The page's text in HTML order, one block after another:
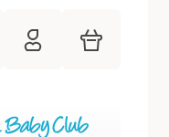
HiPP Mein Babyclub
Warenkorb